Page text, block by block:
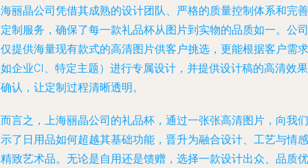
丽晶公司凭借其成熟的设计团队、严格的质量控制体系和完善
制服务，确保了每一款礼品杯从图片到实物的品质如一。公司
提供海量现有款式的高清图片供客户挑选，更能根据客户需求
企业CI、特定主题）进行专属设计，并提供设计稿的高清效果
认，让定制过程清晰透明。
言之，上海丽晶公司的礼品杯，通过一张张高清图片，向我们
了日用品如何超越其基础功能，晋升为融合设计、工艺与情感
致艺术品。无论是自用还是馈赠，选择一款设计出众、品质优